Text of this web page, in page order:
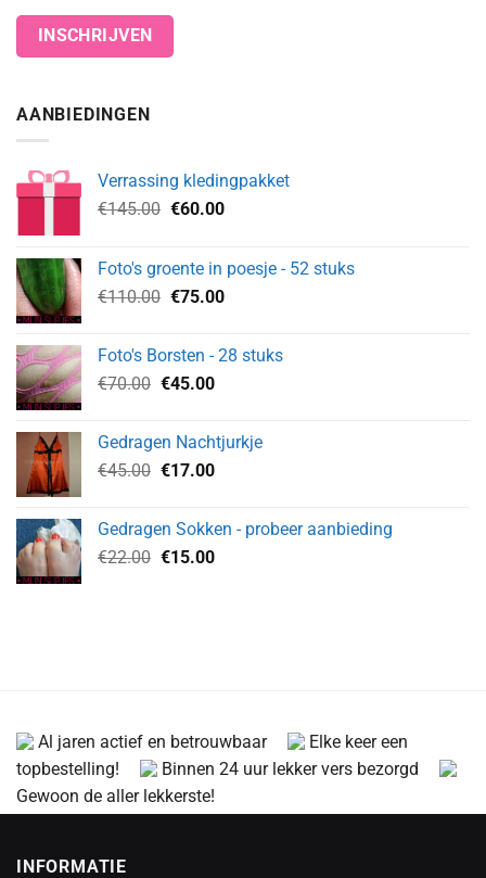
AANBIEDINGEN
Verrassing kledingpakket
€145.00 Oorspronkelijke
€145.00.
€60.00Huidige
€60.00.
Foto's groente in poesje - 52 stuks
€110.00 Oorspronkelijke
€110.00.
€75.00Huidige
€75.00.
Foto's Borsten - 28 stuks
€70.00 Oorspronkelijke
€70.00.
€45.00Huidige
€45.00.
Gedragen Nachtjurkje
€45.00 Oorspronkelijke
€45.00.
€17.00Huidige
€17.00.
Gedragen Sokken - probeer aanbieding
€22.00 Oorspronkelijke
€15.00Huidige
Al jaren actief en betrouwbaar
Elke keer een
topbestelling!
Binnen 24 uur lekker vers bezorgd
Gewoon de aller lekkerste!
INFORMATIE